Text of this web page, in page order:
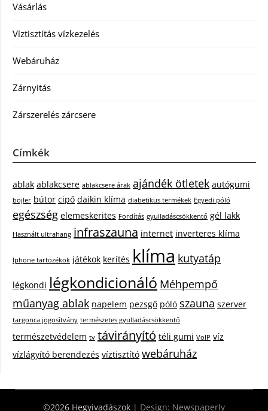
Vásárlás
Víztisztítás vízkezelés
Webáruház
Zárnyitás
Zárszerelés zárcsere
Címkék
ablak ablakcsere ablakcsere árak ajándék ötletek autógumi
bojler bútor cipő daikin klíma diabetikus termékek Egyedi póló
egészség elemeskerites Fordítás gyulladáscsökkentő gél lakk
Használt ultrahang infraszauna internet inverteres klíma
Iphone tartozékok játékok kerítés klíma kutyatáp
légkondi légkondicionáló Méhpempő
műanyag ablak napelem pezsgő póló szauna szerver
targonca jogosítvány természetes gyulladáscsökkentő
természetvédelem tv távirányító téli gumi VoIP víz
vízlágyító berendezés víztisztító webáruház
©2026 Hegyivadászok | Design: Newspaperly